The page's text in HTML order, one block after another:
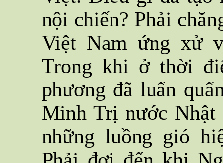
nội chiến? Phải
Việt Nam ứng xử
Trong khi ở thời
phương đã luẩn
Minh Trị nước Nhật
những luồng gió